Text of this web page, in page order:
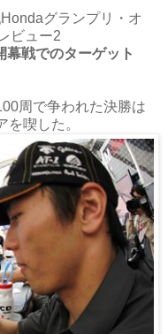
グランプリ・オ
ビュー2
幕戦でのターゲット
周で争われた決勝は
喫した。